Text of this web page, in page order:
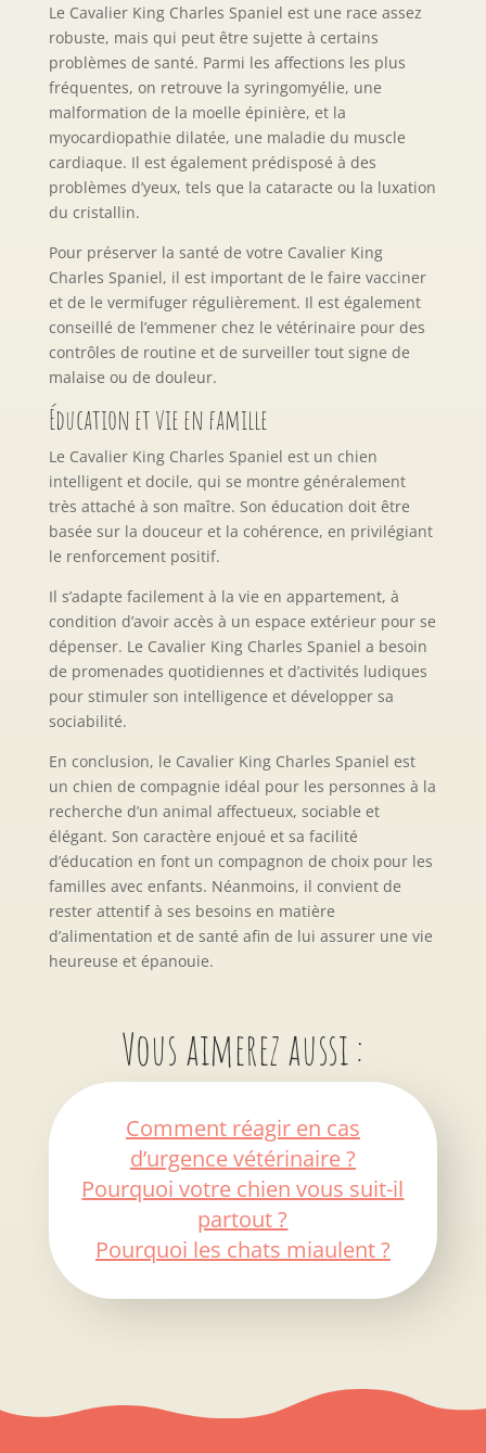
Le Cavalier King Charles Spaniel est une race assez
robuste, mais qui peut être sujette à certains
problèmes de santé. Parmi les affections les plus
fréquentes, on retrouve la syringomyélie, une
malformation de la moelle épinière, et la
myocardiopathie dilatée, une maladie du muscle
cardiaque. Il est également prédisposé à des
problèmes d’yeux, tels que la cataracte ou la luxation
du cristallin.
Pour préserver la santé de votre Cavalier King
Charles Spaniel, il est important de le faire vacciner
et de le vermifuger régulièrement. Il est également
conseillé de l’emmener chez le vétérinaire pour des
contrôles de routine et de surveiller tout signe de
malaise ou de douleur.
Éducation et vie en famille
Le Cavalier King Charles Spaniel est un chien
intelligent et docile, qui se montre généralement
très attaché à son maître. Son éducation doit être
basée sur la douceur et la cohérence, en privilégiant
le renforcement positif.
Il s’adapte facilement à la vie en appartement, à
condition d’avoir accès à un espace extérieur pour se
dépenser. Le Cavalier King Charles Spaniel a besoin
de promenades quotidiennes et d’activités ludiques
pour stimuler son intelligence et développer sa
sociabilité.
En conclusion, le Cavalier King Charles Spaniel est
un chien de compagnie idéal pour les personnes à la
recherche d’un animal affectueux, sociable et
élégant. Son caractère enjoué et sa facilité
d’éducation en font un compagnon de choix pour les
familles avec enfants. Néanmoins, il convient de
rester attentif à ses besoins en matière
d’alimentation et de santé afin de lui assurer une vie
heureuse et épanouie.
Vous aimerez aussi :
Comment réagir en cas
d’urgence vétérinaire ?
Pourquoi votre chien vous suit-il
partout ?
Pourquoi les chats miaulent ?